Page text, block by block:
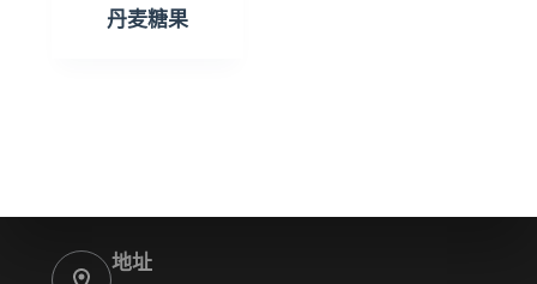
丹麦糖果
地址